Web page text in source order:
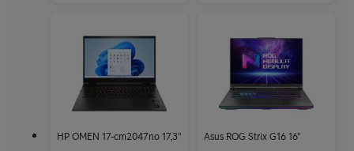
HP OMEN 17-cm2047no 17,3" Asus ROG Strix G16 16"